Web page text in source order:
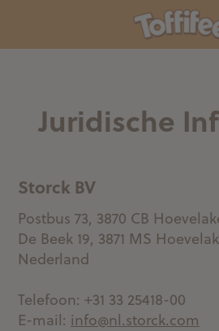
Juridische
Storck BV
Postbus 73, 3870 CB
De Beek 19, 3871 MS
Nederland
Telefoon: +31 33 25418-00
E-mail: info@nl.storck.com